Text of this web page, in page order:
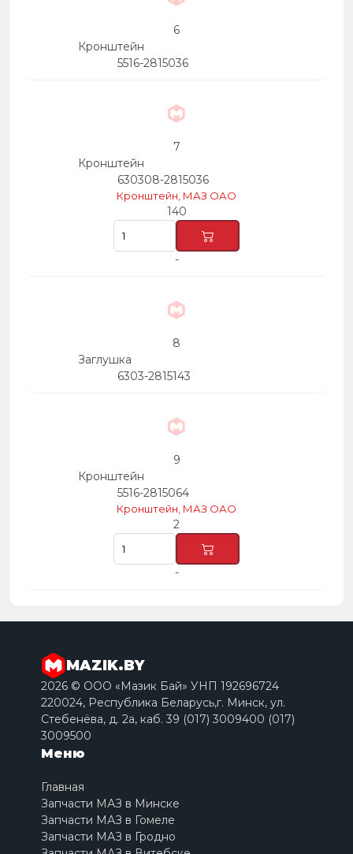
6
Кронштейн
5516-2815036
7
Кронштейн
630308-2815036
Кронштейн, МАЗ ОАО
140
-
8
Заглушка
6303-2815143
9
Кронштейн
5516-2815064
Кронштейн, МАЗ ОАО
2
-
MAZIK.BY
2026 © ООО «Мазик Бай» УНП 192696724
220024, Республика Беларусь,г. Минск, ул.
Стебенёва, д. 2a, каб. 39 (017) 3009400 (017)
3009500
Меню
Главная
Запчасти МАЗ в Минске
Запчасти МАЗ в Гомеле
Запчасти МАЗ в Гродно